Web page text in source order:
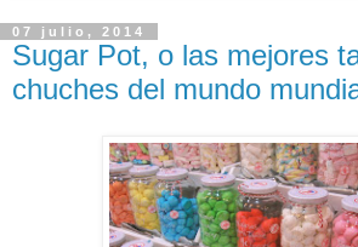
07 julio, 2014
Sugar Pot, o las mejores
chuches del mundo